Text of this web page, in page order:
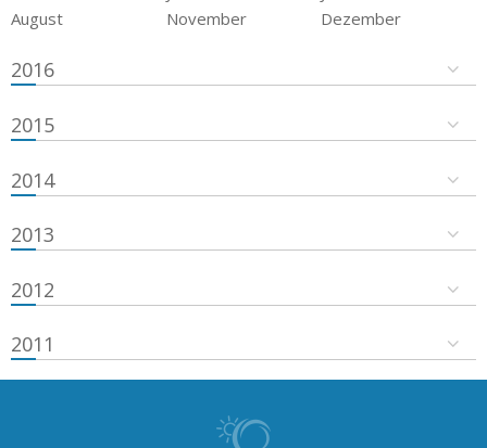
August
November Dezember
2016
2015
2014
2013
2012
2011